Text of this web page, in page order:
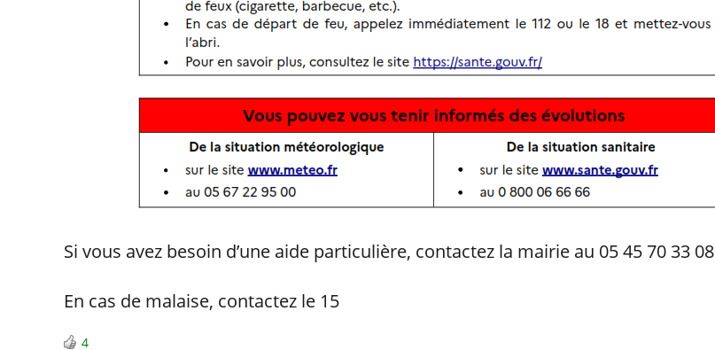
Si vous avez besoin d’une aide particulière, contactez la mairie au 05 45 70 33 08
En cas de malaise, contactez le 15
4